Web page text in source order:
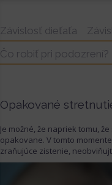
Závislosť dieťaťa
Čo robiť pri podozrení?
Opakované
Je možné, že napriek tomu,
opakovane. V tomto
zraňujúce zistenie,